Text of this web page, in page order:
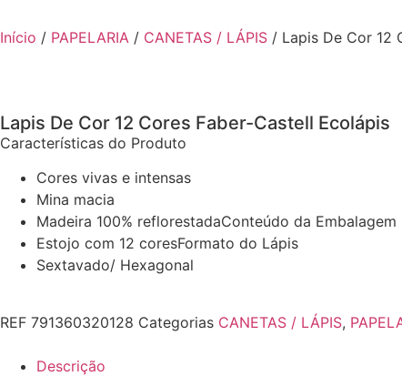
Início / PAPELARIA / CANETAS / LÁPIS / Lapis De Cor 12
Lapis De Cor 12 Cores Faber-Castell Ecolápis
Características do Produto
Cores vivas e intensas
Mina macia
Madeira 100% reflorestadaConteúdo da Embalagem
Estojo com 12 coresFormato do Lápis
Sextavado/ Hexagonal
REF 791360320128 Categorias CANETAS / LÁPIS,
Descrição